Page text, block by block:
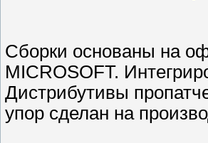
Сборки основаны на
MICROSOFT.
Дистрибутивы
упор сделан на